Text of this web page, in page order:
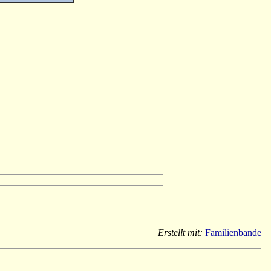
Erstellt mit: Familienbande